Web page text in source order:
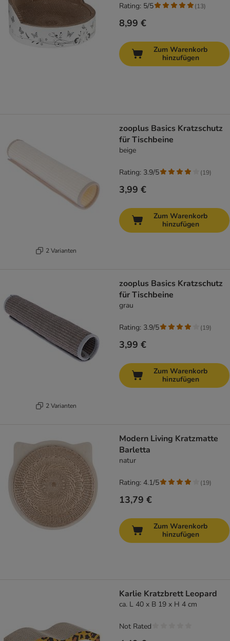
8,99 €
Rating: 5/5 (13)
Zum Warenkorb
hinzufügen
2 Varianten
zooplus Basics Kratzschutz
für Tischbeine
beige
3,99 €
Rating: 3.9/5 (19)
Zum Warenkorb
hinzufügen
2 Varianten
zooplus Basics Kratzschutz
für Tischbeine
grau
3,99 €
Rating: 3.9/5 (19)
Zum Warenkorb
hinzufügen
Modern Living Kratzmatte
Barletta
natur
13,79 €
Rating: 4.1/5 (19)
Zum Warenkorb
hinzufügen
Karlie Kratzbrett Leopard
ca. L 40 x B 19 x H 4 cm
Not Rated